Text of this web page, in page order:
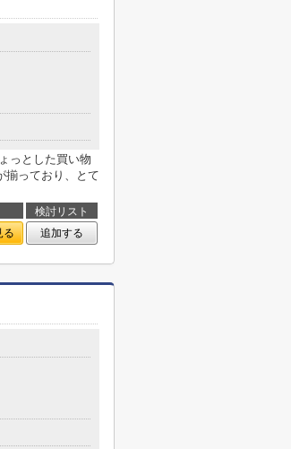
っとした買い物
揃っており、とて
検討リスト
る 追加する